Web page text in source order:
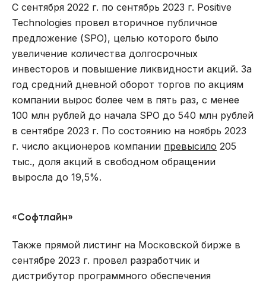
С сентября 2022 г. по сентябрь 2023 г. Positive
Technologies провел вторичное публичное
предложение (SPO), целью которого было
увеличение количества долгосрочных
инвесторов и повышение ликвидности акций. За
год средний дневной оборот торгов по акциям
компании вырос более чем в пять раз, с менее
100 млн рублей до начала SPO до 540 млн рублей
в сентябре 2023 г. По состоянию на ноябрь 2023
г. число акционеров компании превысило 205
тыс., доля акций в свободном обращении
выросла до 19,5%.
«Софтлайн»
Также прямой листинг на Московской бирже в
сентябре 2023 г. провел разработчик и
дистрибутор программного обеспечения